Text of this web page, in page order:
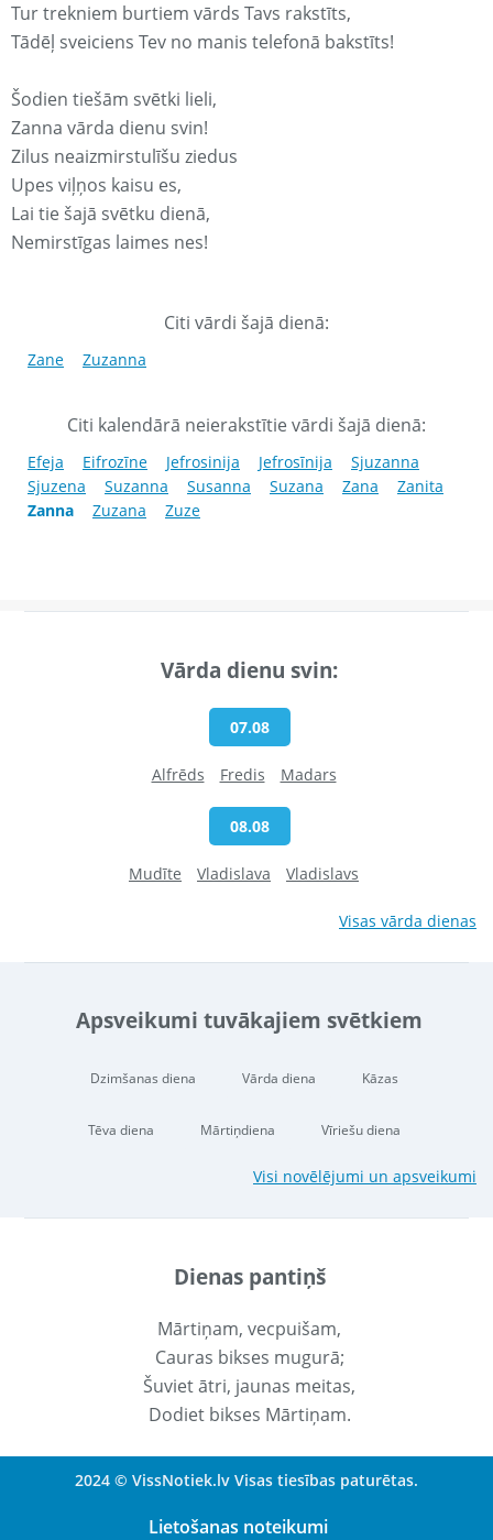
Tur trekniem burtiem vārds Tavs rakstīts,
Tādēļ sveiciens Tev no manis telefonā bakstīts!
Šodien tiešām svētki lieli,
Zanna vārda dienu svin!
Zilus neaizmirstulīšu ziedus
Upes viļņos kaisu es,
Lai tie šajā svētku dienā,
Nemirstīgas laimes nes!
Citi vārdi šajā dienā:
Zane Zuzanna
Citi kalendārā neierakstītie vārdi šajā dienā:
Efeja Eifrozīne Jefrosinija Jefrosīnija
Sjuzanna
Sjuzena
Suzanna Susanna Suzana Zana
Zanita
Zanna
Zuzana Zuze
Vārda dienu svin:
07.08
Alfrēds Fredis Madars
08.08
Mudīte Vladislava Vladislavs
Visas vārda dienas
Apsveikumi tuvākajiem svētkiem
Dzimšanas diena Vārda diena Kāzas
Tēva diena Mārtiņdiena Vīriešu diena
Visi novēlējumi un apsveikumi
Dienas pantiņš
Mārtiņam, vecpuišam,
Cauras bikses mugurā;
Šuviet ātri, jaunas meitas,
Dodiet bikses Mārtiņam.
2024 © VissNotiek.lv Visas tiesības paturētas.
Lietošanas noteikumi